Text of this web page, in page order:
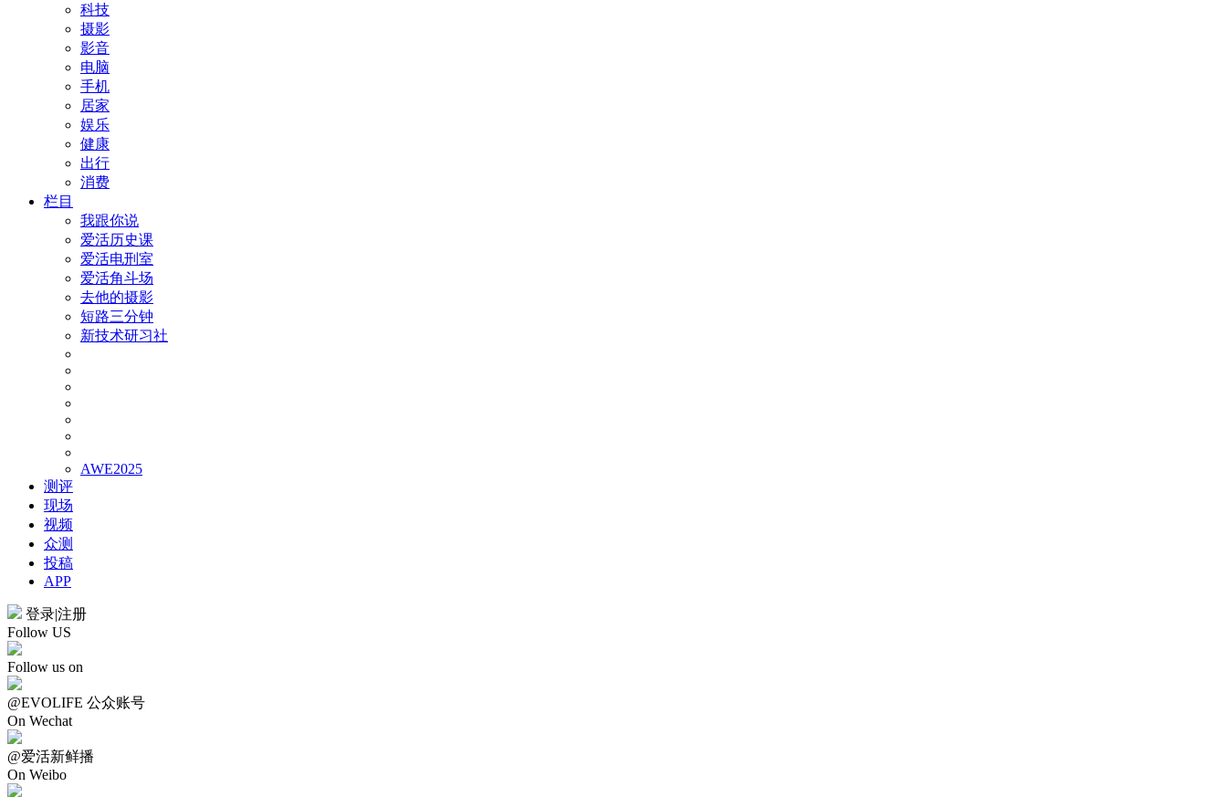
科技
摄影
影音
电脑
手机
居家
娱乐
健康
出行
消费
栏目
我跟你说
爱活历史课
爱活电刑室
爱活角斗场
去他的摄影
短路三分钟
新技术研习社
AWE2025
测评
现场
视频
众测
投稿
APP
登录|注册
Follow US
Follow us on
@EVOLIFE 公众账号
On Wechat
@爱活新鲜播
On Weibo